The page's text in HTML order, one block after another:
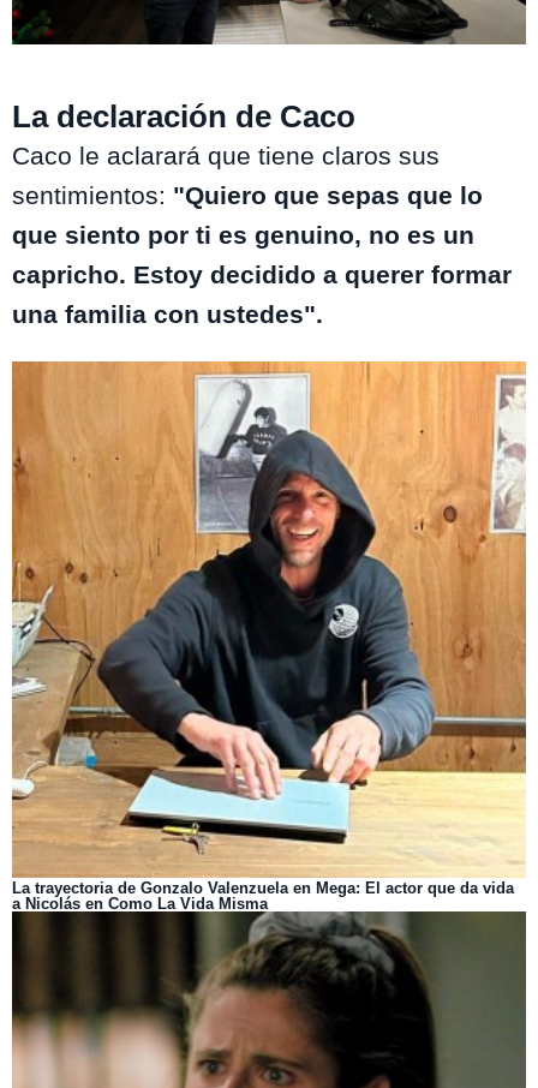
La declaración de Caco
Caco le aclarará que tiene claros sus
sentimientos: "Quiero que sepas que lo
que siento por ti es genuino, no es un
capricho. Estoy decidido a querer formar
una familia con ustedes".
La trayectoria de Gonzalo Valenzuela en Mega: El actor que da vida
a Nicolás en Como La Vida Misma